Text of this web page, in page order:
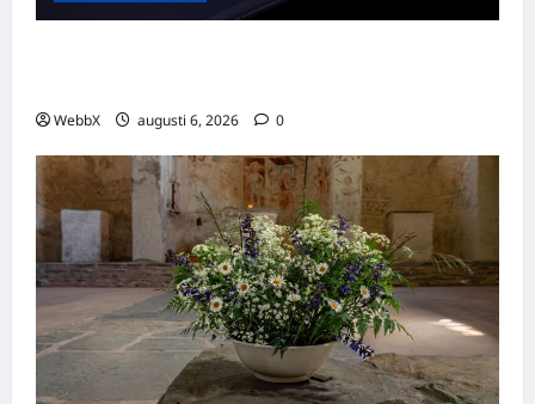
WebbX augusti 6, 2026 0